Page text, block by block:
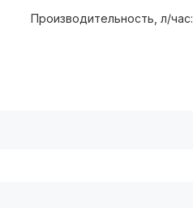
Производительность, л/час: